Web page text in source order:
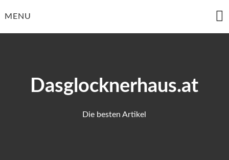
toMENU
Dasglocknerhaus.at
Die besten Artikel